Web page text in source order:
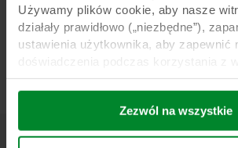
Używamy plików cookie, aby nasze
działały prawidłowo („niezbędne”),
ustawienia użytkownika, aby zapewnić
(„funkcjonalne”), analizujemy jego
optymalizacji witryn („statystyczne”)
ukierunkowujemy nasze treści i
społecznościowych i zewnętrznych
Zezwól na wszystkie
Nie bez znaczenia jest również
kontrolując tygodniowe przyrosty,
wcześniej wiemy, czy ilość sznurka